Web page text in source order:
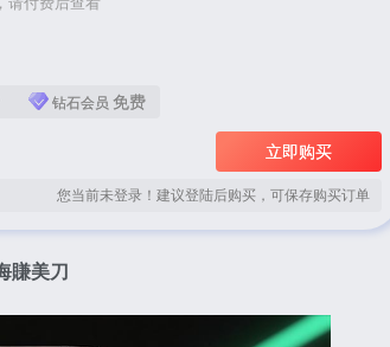
请付费后查看
钻石会员 免费
立即购买
您当前未登录！建议登陆后购买，可保存购买订单
賺美刀